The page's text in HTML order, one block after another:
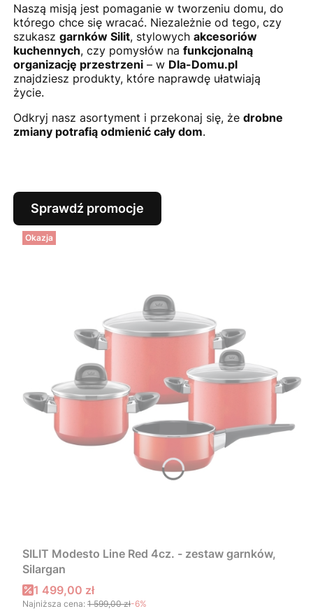
Naszą misją jest pomaganie w tworzeniu domu, do
którego chce się wracać. Niezależnie od tego, czy
szukasz garnków Silit, stylowych akcesoriów
kuchennych, czy pomysłów na funkcjonalną
organizację przestrzeni– w Dla-Domu.pl
znajdziesz produkty, które naprawdę ułatwiają
życie.
Odkryj nasz asortyment i przekonaj się, że drobne
zmiany potrafią odmienić cały dom.
Sprawdź promocje
Okazja
SILIT Modesto Line Red 4cz. - zestaw garnków,
Silargan
Cena promocyjna
1 499,00 zł
Najniższa cena: 1 599,00 zł-6%